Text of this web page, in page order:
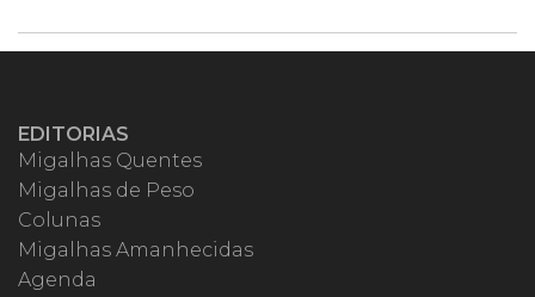
EDITORIAS
Migalhas Quentes
Migalhas de Peso
Colunas
Migalhas Amanhecidas
Agenda